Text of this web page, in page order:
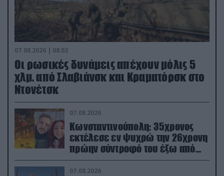
07.08.2026 | 08:02
Οι ρωσικές δυνάμεις απέχουν μόλις 5
χλμ. από Σλαβιάνσκ και Κραματόρσκ στο
Ντονέτσκ
07.08.2026
Κωνσταντινούπολη: 35χρονος
εκτέλεσε εν ψυχρώ την 26χρονη
πρώην σύντροφό του έξω από
φαρμακείο (βίντεο)
07.08.2026